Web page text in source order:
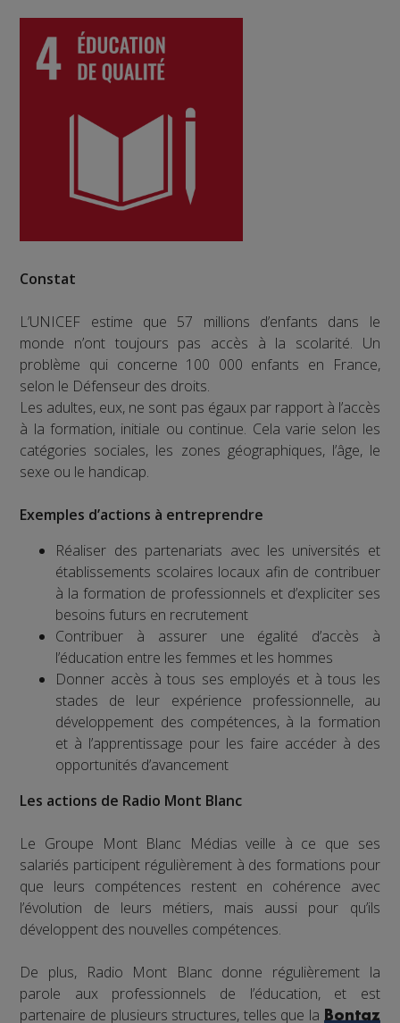
Constat
L’UNICEF estime que 57 millions d’enfants dans le
monde n’ont toujours pas accès à la scolarité. Un
problème qui concerne 100 000 enfants en France,
selon le Défenseur des droits.
Les adultes, eux, ne sont pas égaux par rapport à l’accès
à la formation, initiale ou continue. Cela varie selon les
catégories sociales, les zones géographiques, l’âge, le
sexe ou le handicap.
Exemples d’actions à entreprendre
Réaliser des partenariats avec les universités et
établissements scolaires locaux afin de contribuer
à la formation de professionnels et d’expliciter ses
besoins futurs en recrutement
Contribuer à assurer une égalité d’accès à
l’éducation entre les femmes et les hommes
Donner accès à tous ses employés et à tous les
stades de leur expérience professionnelle, au
développement des compétences, à la formation
et à l’apprentissage pour les faire accéder à des
opportunités d’avancement
Les actions de Radio Mont Blanc
Le Groupe Mont Blanc Médias veille à ce que ses
salariés participent régulièrement à des formations pour
que leurs compétences restent en cohérence avec
l’évolution de leurs métiers, mais aussi pour qu’ils
développent des nouvelles compétences.
De plus, Radio Mont Blanc donne régulièrement la
parole aux professionnels de l’éducation, et est
partenaire de plusieurs structures, telles que la
Bontaz